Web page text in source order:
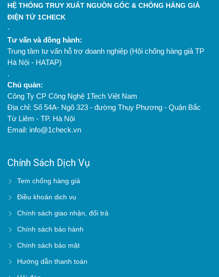
HỆ THỐNG TRUY XUẤT NGUỒN GỐC & CHỐNG HÀNG GIẢ
ĐIỆN TỬ 1CHECK
-
Tư vấn và đồng hành:
Trung tâm tư vấn hỗ trợ doanh nghiệp (Hội chống hàng giả TP
Hà Nội - HATAP)
.
Chủ quản:
Công Ty CP Công Nghệ 1Tech Việt Nam
Địa chỉ: Số 54A- Ngõ 323 - đường Thụy Phương - Quận Bắc
Từ Liêm - TP. Hà Nội
Email: info@1check.vn
Chính Sách Dịch Vụ
Tem chống hàng giả
Điều khoản dịch vụ
Chính sách giao nhận, đổi trả
Chính sách bảo hành
Chính sách bảo mật
Hướng dẫn thanh toán